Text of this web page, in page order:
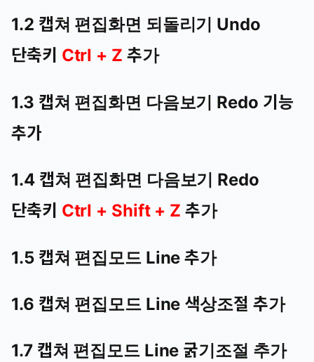
1.2 캡쳐 편집화면 되돌리기 Undo
단축키 Ctrl + Z 추가
1.3 캡쳐 편집화면 다음보기 Redo 기능
추가
1.4 캡쳐 편집화면 다음보기 Redo
단축키 Ctrl + Shift + Z 추가
1.5 캡쳐 편집모드 Line 추가
1.6 캡쳐 편집모드 Line 색상조절 추가
1.7 캡쳐 편집모드 Line 굵기조절 추가